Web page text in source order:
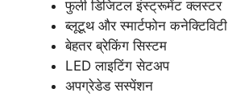
फुली डिजिटल इंस्ट्रूमेंट क्लस्टर
ब्लूटूथ और स्मार्टफोन कनेक्टिविटी
बेहतर ब्रेकिंग सिस्टम
LED लाइटिंग सेटअप
अपग्रेडेड सस्पेंशन